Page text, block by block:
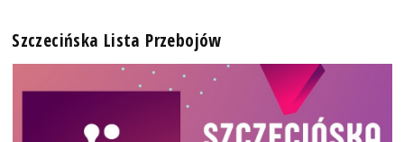
Szczecińska Lista Przebojów